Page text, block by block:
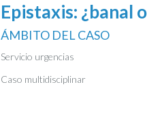
Epistaxis: ¿banal
ÁMBITO DEL CASO
Servicio urgencias
Caso multidisciplinar